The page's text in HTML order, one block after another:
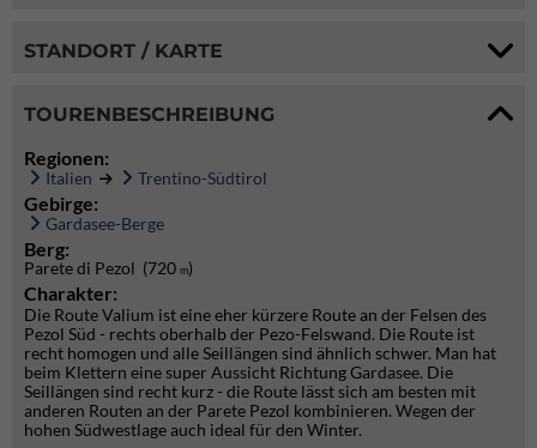
STANDORT / KARTE
TOURENBESCHREIBUNG
Regionen:
Italien Trentino-Südtirol
Gebirge:
Gardasee-Berge
Berg:
Parete di Pezol (720 m)
Charakter:
Die Route Valium ist eine eher kürzere Route an der Felsen des
Pezol Süd - rechts oberhalb der Pezo-Felswand. Die Route ist
recht homogen und alle Seillängen sind ähnlich schwer. Man hat
beim Klettern eine super Aussicht Richtung Gardasee. Die
Seillängen sind recht kurz - die Route lässt sich am besten mit
anderen Routen an der Parete Pezol kombinieren. Wegen der
hohen Südwestlage auch ideal für den Winter.